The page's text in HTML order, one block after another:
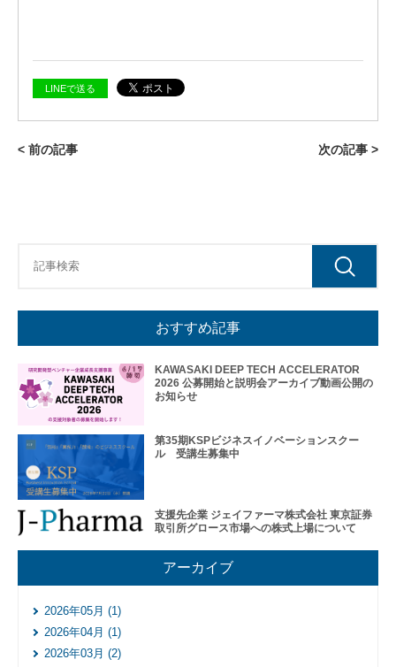
LINEで送る
< 前の記事 次の記事 >
おすすめ記事
KAWASAKI DEEP TECH ACCELERATOR
2026 公募開始と説明会アーカイブ動画公開の
お知らせ
第35期KSPビジネスイノベーションスクー
ル 受講生募集中
支援先企業 ジェイファーマ株式会社 東京証券
取引所グロース市場への株式上場について
アーカイブ
2026年05月 (1)
2026年04月 (1)
2026年03月 (2)